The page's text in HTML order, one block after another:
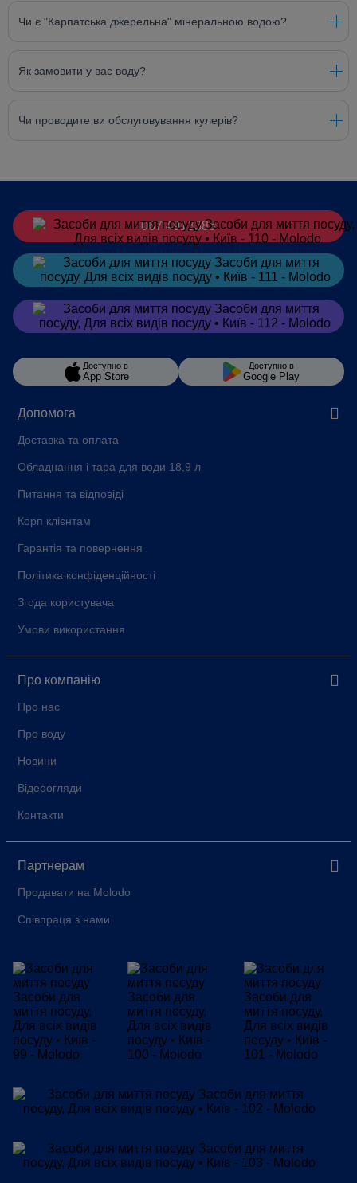
Чи є "Карпатська джерельна" мінеральною водою?
Як замовити у вас воду?
Чи проводите ви обслуговування кулерів?
Допомога
Доставка та оплата
Обладнання і тара для води 18,9 л
Питання та відповіді
Корп клієнтам
Гарантія та повернення
Політика конфіденційності
Згода користувача
Умови використання
Про компанію
Про нас
Про воду
Новини
Відеоогляди
Контакти
Партнерам
Продавати на Molodo
Співпраця з нами
067 4913385
Замовитив Telegram
Замовитив Viber
Доступно в
App Store
Доступно в
Google Play